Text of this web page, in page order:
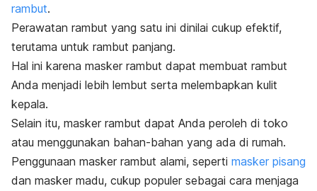
rambut.
Perawatan rambut yang satu ini dinilai cukup efektif,
terutama untuk rambut panjang.
Hal ini karena masker rambut dapat membuat rambut
Anda menjadi lebih lembut serta melembapkan kulit
kepala.
Selain itu, masker rambut dapat Anda peroleh di toko
atau menggunakan bahan-bahan yang ada di rumah.
Penggunaan masker rambut alami, seperti masker pisang
dan masker madu, cukup populer sebagai cara menjaga